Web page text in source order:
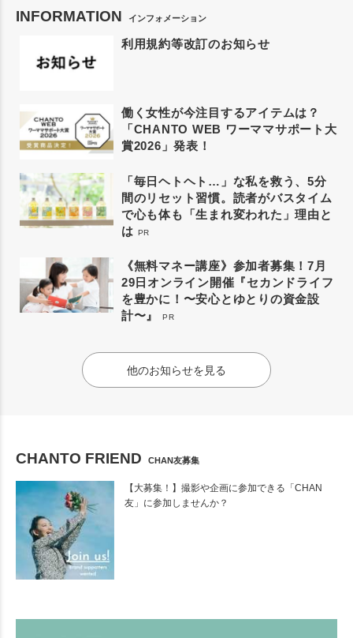
INFORMATION インフォメーション
利用規約等改訂のお知らせ
働く女性が今注目するアイテムは？
「CHANTO WEB ワーママサポート大
賞2026」発表！
「毎日ヘトヘト…」な私を救う、5分
間のリセット習慣。読者がバスタイム
で心も体も「生まれ変われた」理由と
は
PR
《無料マネー講座》参加者募集！7月
29日オンライン開催『セカンドライフ
を豊かに！〜安心とゆとりの資金設
計〜』
PR
他のお知らせを見る
CHANTO FRIEND CHAN友募集
【大募集！】撮影や企画に参加できる「CHAN
友」に参加しませんか？